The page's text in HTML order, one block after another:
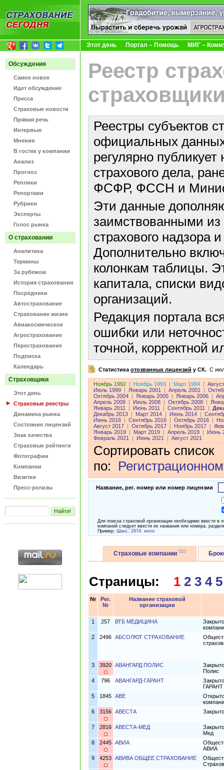
Этот день Портал – Помощь МИГ –
Обсуждения
Самое новое
Идет обсуждение
Пресса
Страховые новости
Прямая речь
Интервью
Мнения
В гостях у компании
Анализ
Прогноз
Реплики
Репортажи
Рубрики
Эксперты
Голос рынка
О страховании
Аналитика
Термины
За рубежом
История страхования
Посредники
Автострахование
Страхование жизни
Авиакосмическое
Агрострахование
Перестрахование
Подписка
Календарь
Страховщики
Этот день
Страховые реестры
Динамика рынка
Состояние лицензий
Знак качества
Страховые рейтинги
Фотографии
Компании
Визитки
Пресс-релизы
Реестр
Реестры субъектов
официальных данных
регулярно
страхового дела,
ФСФР, ФССН и
Эти данные
заимствованными
страхового надзора
Дополнительно
колонкам таблицы.
капитала, списки
организаций.
Редакция портала
ошибки или
точной, корректной
Статистика отозванных лицензий у СК. C
Ноябрь 1992 Ноябрь 1993 Март 1994
Июль 1999
Январь 2001 Апрель 2001
Октябрь 2004
Январь 2005 Январь 2006
Апрель 2008
Июль 2008 Октябрь 2008
Январь 2011
Июнь 2011 Сентябрь 2011
Декабрь 2013
Март 2014 Июнь 2014
Июнь 2016
Сентябрь 2016 Октябрь 2016
Август 2017
Октябрь 2017 Ноябрь 2017
Январь 2019
Март 2019 Апрель 2019
Июнь
Февраль 2021
Июнь 2021 Август 2021
Сортировать список
по:
Название, рег. номер или номер лицензии
Для поиска страховой организации необходимо ввести
компаний следует ввести их названия или номера,
Пример: Шанс; 2974; ингос
Страховые компании 553
Страницы: 1 2 3 4 5
№
Рег.
№
Название страховой
организации
1 257 ВТБ МЕДИЦИНА
2
2496 АБСОЛЮТ СТРАХОВАНИЕ
3 3920 АВАНГАРД ПОЛИС
Полис
4
796 АВАНГАРД-ГАРАНТ
ГАРАНТ
5
1845 АВЕ
6
3156 АВЕСТА
7 2816 АВЕСТА-МЕД
Мед
8
2445 АВИА
АВИА
9
4253 АВИВА ОБЩЕЕ СТРАХОВАНИЕ